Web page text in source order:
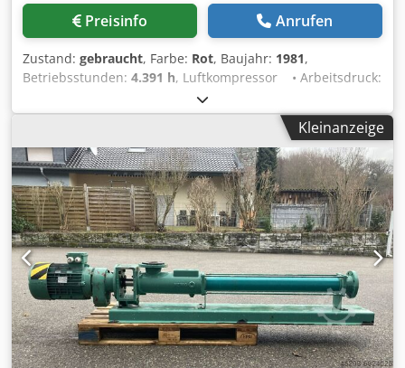
Preisinfo Anrufen
Zustand: gebraucht, Farbe: Rot, Baujahr: 1981,
Betriebsstunden: 4.391 h, Luftkompressor • Arbeitsdruck:
11 bar Codpfx Ahex S Nxas Sorf • 4391 Stunden •
Straßenbeleuchtung • Voll funktionsfähig Zustand:
Kleinanzeige